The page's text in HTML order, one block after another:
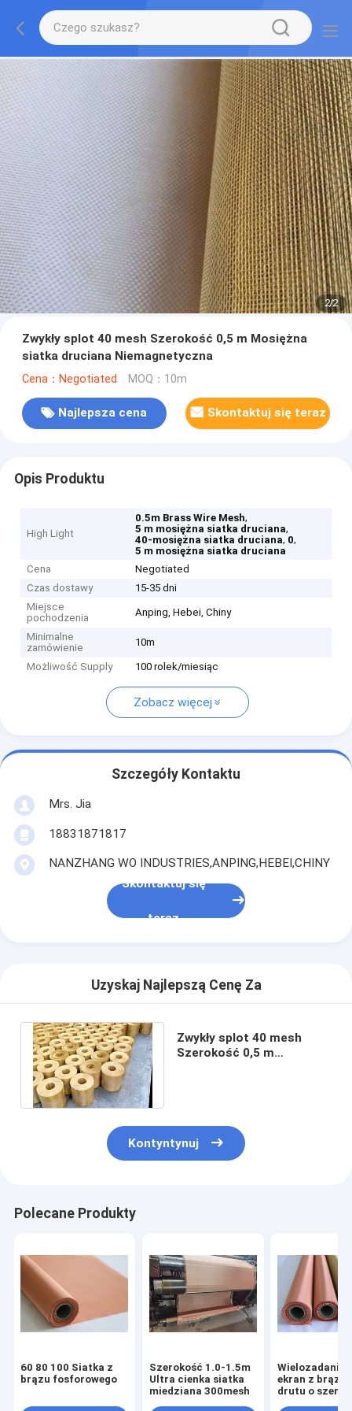
2/2
Zwykły splot 40 mesh Szerokość 0,5 m Mosiężna
siatka druciana Niemagnetyczna
Cena：Negotiated MOQ：10m
Najlepsza cena Skontaktuj się teraz
Opis Produktu
High Light
0.5m Brass Wire Mesh,
5 m mosiężna siatka druciana,
40-mosiężna siatka druciana, 0,
5 m mosiężna siatka druciana
Cena
Negotiated
Czas dostawy
15-35 dni
Miejsce
pochodzenia
Anping, Hebei, Chiny
Minimalne
zamówienie
10m
Możliwość Supply 100 rolek/miesiąc
Zobacz więcej
Szczegóły Kontaktu
Mrs. Jia
18831871817
NANZHANG WO INDUSTRIES,ANPING,HEBEI,CHINY
Skontaktuj się
teraz
Uzyskaj Najlepszą Cenę Za
Zwykły splot 40 mesh
Szerokość 0,5 m
Kontyntynuj
Polecane Produkty
60 80 100 Siatka z
brązu fosforowego
Szerokość 1.0-1.5m
Ultra cienka siatka
miedziana 300mesh
ekran z
drutu o